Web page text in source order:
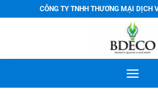
qua
CÔNG TY TNHH THƯƠNG MẠI DỊCH